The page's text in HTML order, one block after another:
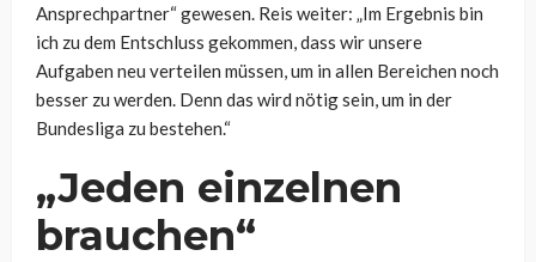
Ansprechpartner“ gewesen. Reis weiter: „Im Ergebnis bin
ich zu dem Entschluss gekommen, dass wir unsere
Aufgaben neu verteilen müssen, um in allen Bereichen noch
besser zu werden. Denn das wird nötig sein, um in der
Bundesliga zu bestehen.“
„Jeden einzelnen
brauchen“